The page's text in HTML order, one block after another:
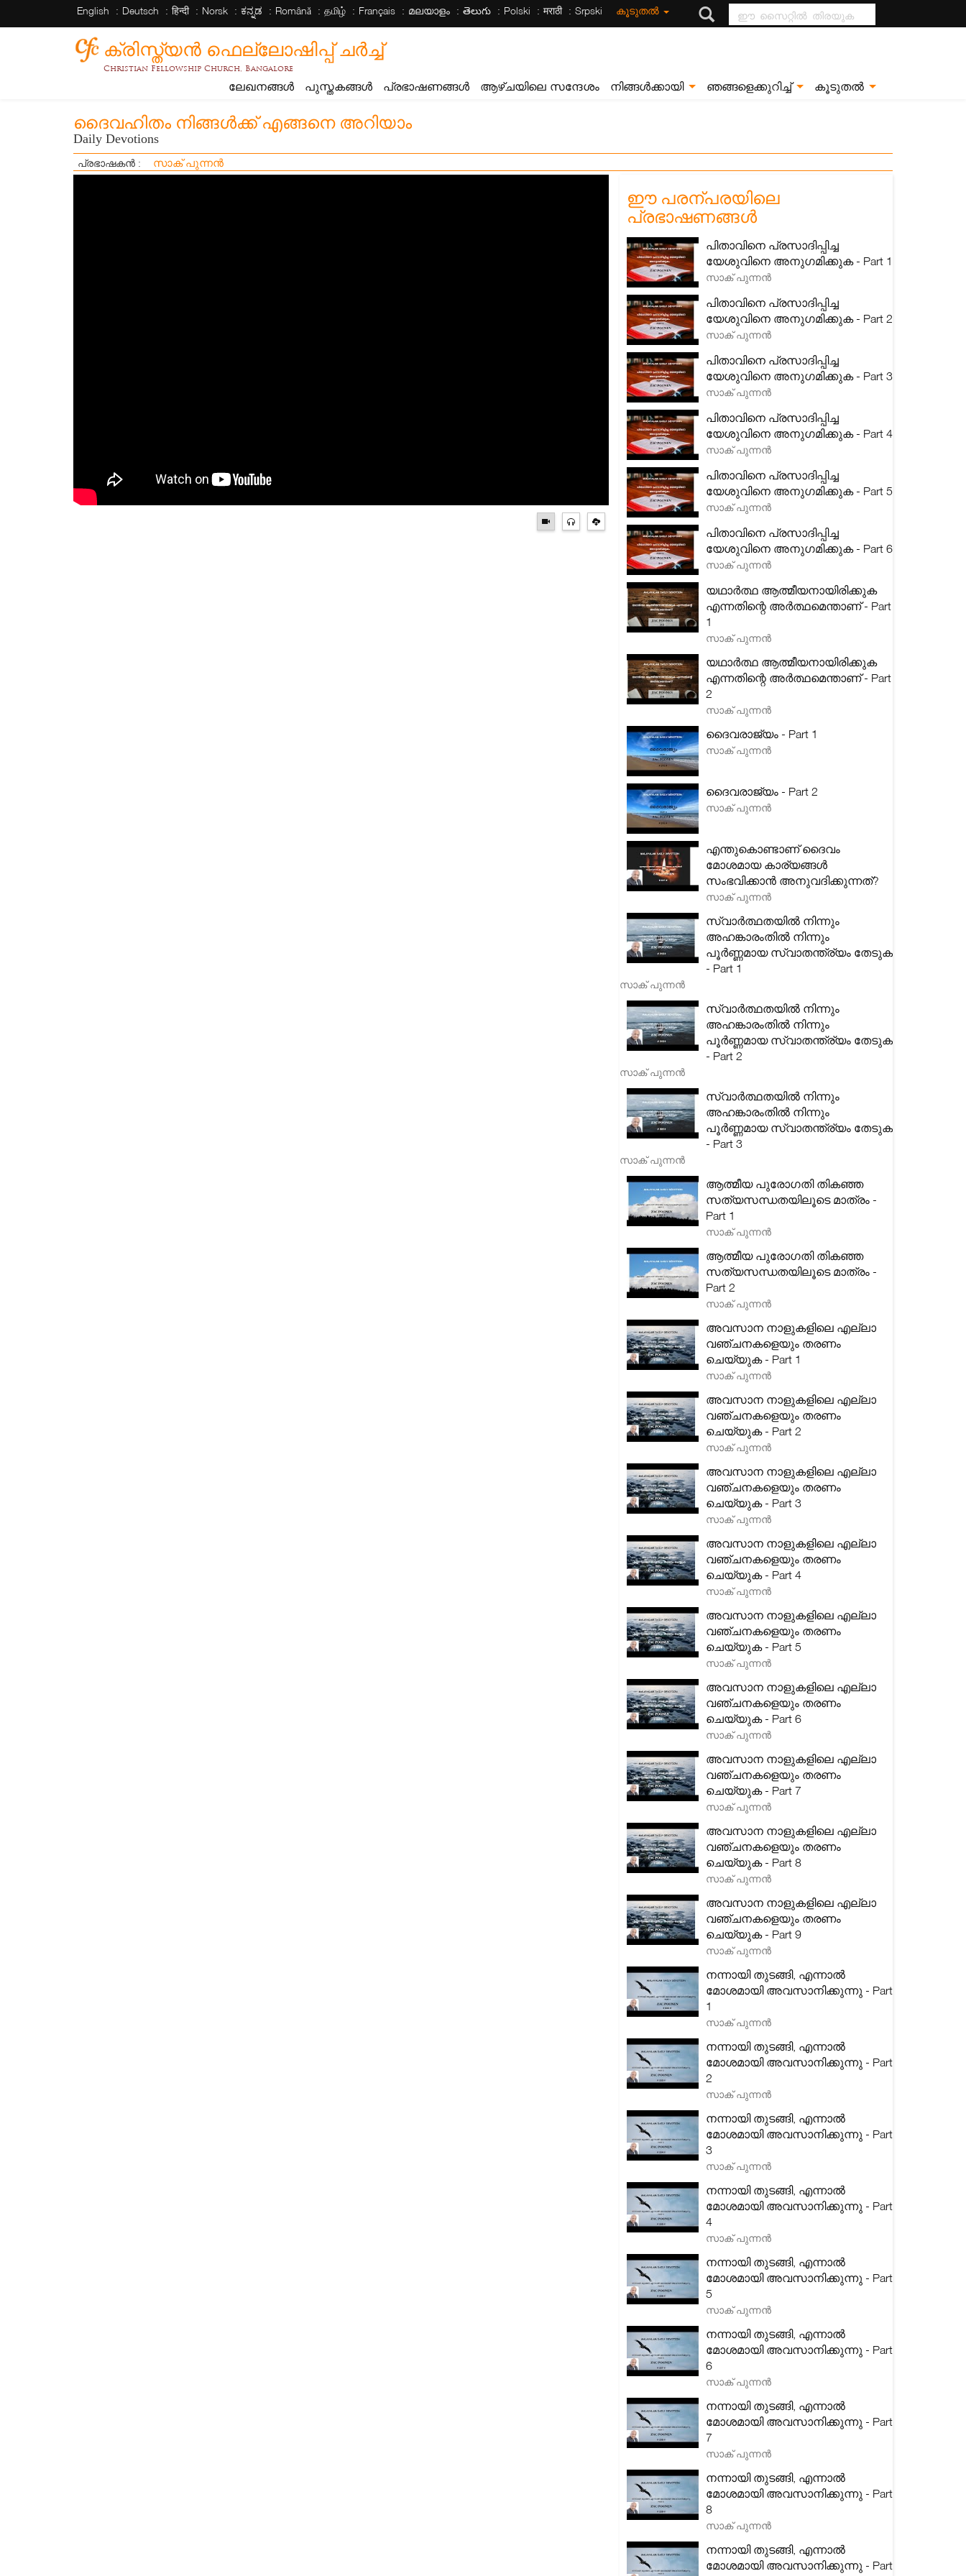
English Deutsch हिन्दी Norsk ಕನ್ನಡ Română தமிழ் Français മലയാളം తెలుగు Polski मराठी Srpski കൂടുതൽ
ഈ സൈറ്റിൽ
തിരയുക
ക്രിസ്ത്യന്‍ ഫെല്ലോഷിപ്പ് ചര്‍ച്ച്
Christian Fellowship Church, Bangalore
ലേഖനങ്ങൾ പുസ്തകങ്ങൾ പ്രഭാഷണങ്ങൾ ആഴ്ചയിലെ സന്ദേശം നിങ്ങൾക്കായി ഞങ്ങളെക്കുറിച്ച് കൂടുതൽ
ദൈവഹിതം നിങ്ങൾക്ക് എങ്ങനെ അറിയാം
Daily Devotions
പ്രഭാഷകൻ : സാക് പുന്നൻ
ഈ പരന്പരയിലെ
പ്രഭാഷണങ്ങൾ
പിതാവിനെ പ്രസാദിപ്പിച്ച
യേശുവിനെ അനുഗമിക്കുക - Part 1
സാക് പുന്നൻ
പിതാവിനെ പ്രസാദിപ്പിച്ച
യേശുവിനെ അനുഗമിക്കുക - Part 2
സാക് പുന്നൻ
പിതാവിനെ പ്രസാദിപ്പിച്ച
യേശുവിനെ അനുഗമിക്കുക - Part 3
സാക് പുന്നൻ
പിതാവിനെ പ്രസാദിപ്പിച്ച
യേശുവിനെ അനുഗമിക്കുക - Part 4
സാക് പുന്നൻ
പിതാവിനെ പ്രസാദിപ്പിച്ച
യേശുവിനെ അനുഗമിക്കുക - Part 5
സാക് പുന്നൻ
പിതാവിനെ പ്രസാദിപ്പിച്ച
യേശുവിനെ അനുഗമിക്കുക - Part 6
സാക് പുന്നൻ
യഥാർത്ഥ ആത്മീയനായിരിക്കുക
എന്നതിന്റെ അർത്ഥമെന്താണ് - Part
1
സാക് പുന്നൻ
യഥാർത്ഥ ആത്മീയനായിരിക്കുക
എന്നതിന്റെ അർത്ഥമെന്താണ് - Part
2
സാക് പുന്നൻ
ദൈവരാജ്യം - Part 1
സാക് പുന്നൻ
ദൈവരാജ്യം - Part 2
സാക് പുന്നൻ
എന്തുകൊണ്ടാണ് ദൈവം
മോശമായ കാര്യങ്ങൾ
സംഭവിക്കാൻ അനുവദിക്കുന്നത്?
സാക് പുന്നൻ
സ്വാർത്ഥതയിൽ നിന്നും
അഹങ്കാരംതിൽ നിന്നും
പൂർണ്ണമായ സ്വാതന്ത്ര്യം തേടുക
- Part 1
സാക് പുന്നൻ
സ്വാർത്ഥതയിൽ നിന്നും
അഹങ്കാരംതിൽ നിന്നും
പൂർണ്ണമായ സ്വാതന്ത്ര്യം തേടുക
- Part 2
സാക് പുന്നൻ
സ്വാർത്ഥതയിൽ നിന്നും
അഹങ്കാരംതിൽ നിന്നും
പൂർണ്ണമായ സ്വാതന്ത്ര്യം തേടുക
- Part 3
സാക് പുന്നൻ
ആത്മീയ പുരോഗതി തികഞ്ഞ
സത്യസന്ധതയിലൂടെ മാത്രം -
Part 1
സാക് പുന്നൻ
ആത്മീയ പുരോഗതി തികഞ്ഞ
സത്യസന്ധതയിലൂടെ മാത്രം -
Part 2
സാക് പുന്നൻ
അവസാന നാളുകളിലെ എല്ലാ
വഞ്ചനകളെയും തരണം
ചെയ്യുക - Part 1
സാക് പുന്നൻ
അവസാന നാളുകളിലെ എല്ലാ
വഞ്ചനകളെയും തരണം
ചെയ്യുക - Part 2
സാക് പുന്നൻ
അവസാന നാളുകളിലെ എല്ലാ
വഞ്ചനകളെയും തരണം
ചെയ്യുക - Part 3
സാക് പുന്നൻ
അവസാന നാളുകളിലെ എല്ലാ
വഞ്ചനകളെയും തരണം
ചെയ്യുക - Part 4
സാക് പുന്നൻ
അവസാന നാളുകളിലെ എല്ലാ
വഞ്ചനകളെയും തരണം
ചെയ്യുക - Part 5
സാക് പുന്നൻ
അവസാന നാളുകളിലെ എല്ലാ
വഞ്ചനകളെയും തരണം
ചെയ്യുക - Part 6
സാക് പുന്നൻ
അവസാന നാളുകളിലെ എല്ലാ
വഞ്ചനകളെയും തരണം
ചെയ്യുക - Part 7
സാക് പുന്നൻ
അവസാന നാളുകളിലെ എല്ലാ
വഞ്ചനകളെയും തരണം
ചെയ്യുക - Part 8
സാക് പുന്നൻ
അവസാന നാളുകളിലെ എല്ലാ
വഞ്ചനകളെയും തരണം
ചെയ്യുക - Part 9
സാക് പുന്നൻ
നന്നായി തുടങ്ങി, എന്നാൽ
മോശമായി അവസാനിക്കുന്നു - Part
1
സാക് പുന്നൻ
നന്നായി തുടങ്ങി, എന്നാൽ
മോശമായി അവസാനിക്കുന്നു - Part
2
സാക് പുന്നൻ
നന്നായി തുടങ്ങി, എന്നാൽ
മോശമായി അവസാനിക്കുന്നു - Part
3
സാക് പുന്നൻ
നന്നായി തുടങ്ങി, എന്നാൽ
മോശമായി അവസാനിക്കുന്നു - Part
4
സാക് പുന്നൻ
നന്നായി തുടങ്ങി, എന്നാൽ
മോശമായി അവസാനിക്കുന്നു - Part
5
സാക് പുന്നൻ
നന്നായി തുടങ്ങി, എന്നാൽ
മോശമായി അവസാനിക്കുന്നു - Part
6
സാക് പുന്നൻ
നന്നായി തുടങ്ങി, എന്നാൽ
മോശമായി അവസാനിക്കുന്നു - Part
7
സാക് പുന്നൻ
നന്നായി തുടങ്ങി, എന്നാൽ
മോശമായി അവസാനിക്കുന്നു - Part
8
സാക് പുന്നൻ
നന്നായി തുടങ്ങി, എന്നാൽ
മോശമായി അവസാനിക്കുന്നു - Part